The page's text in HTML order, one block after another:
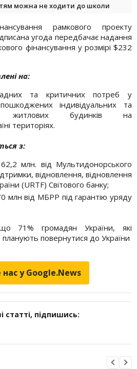
можна не ходити до школи
рамкового проекту
угода передбачає надання
фінансування у розмірі $232
на:
та критичних потреб у
індивідуальних та
житлових будинків на
територіях.
з:
млн. від Мультидонорського
відновлення, відновлення
(URTF) Світового банку;
млн від МБРР під гарантію уряду
71% громадян України, які
повернутися до України
у Google.News
статті, підпишись: